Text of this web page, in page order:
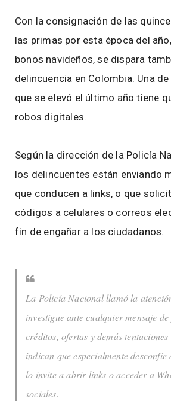
Con la consignación de las
las primas por esta época del
bonos navideños, se dispara
delincuencia en Colombia. Una
que se elevó el último año tiene
robos digitales.
Según la dirección de la Policía
los delincuentes están enviando
que conducen a links, o que
códigos a celulares o correos
fin de engañar a los ciudadanos.
La Policía Nacional llamó la
investigue ante cualquier mensaje
créditos, ofertas y demás
indican que especialmente desconfíe
lo invite a abrir links o acceder a
sociales.